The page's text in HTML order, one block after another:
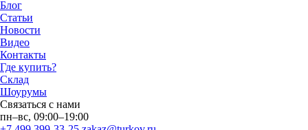
Блог
Статьи
Новости
Видео
Контакты
Где купить?
Склад
Шоурумы
Связаться с нами
пн–вс, 09:00–19:00